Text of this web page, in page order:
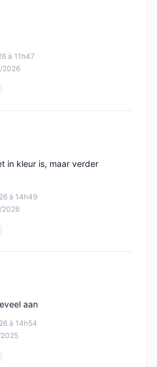
5
à 11h47
2026
5
à 14h49
2026
in kleur is, maar verder
5
à 14h54
aan